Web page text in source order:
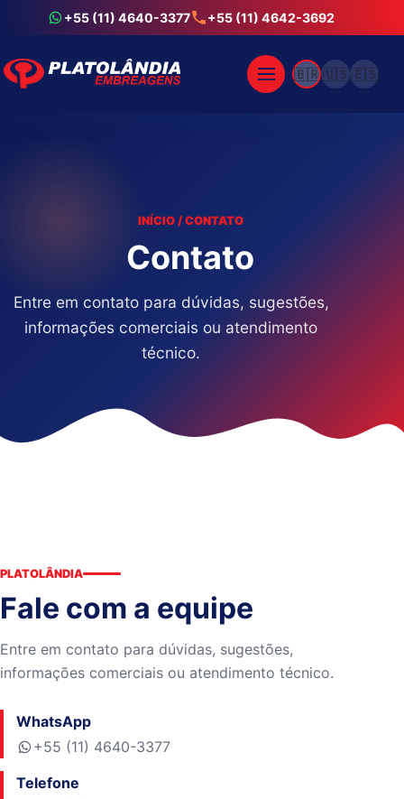
+55 (11) 4640-3377 +55 (11) 4642-3692
🇧🇷🇺🇸🇪🇸
INÍCIO / CONTATO
Contato
Entre em contato para dúvidas, sugestões,
informações comerciais ou atendimento
técnico.
PLATOLÂNDIA
Fale com a equipe
Entre em contato para dúvidas, sugestões,
informações comerciais ou atendimento técnico.
WhatsApp
+55 (11) 4640-3377
Telefone